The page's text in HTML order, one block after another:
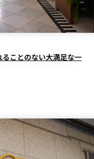
ことのない大満足な一